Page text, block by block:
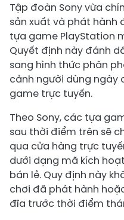
Tập đoàn Sony vừa
sản xuất và phát
tựa game PlayStation
Quyết định này đánh
sang hình thức phân
cảnh người dùng ngày
game trực tuyến.
Theo Sony, các tựa
sau thời điểm trên sẽ
qua cửa hàng trực
dưới dạng mã kích
bán lẻ. Quy định này
chơi đã phát hành
đĩa trước thời điểm